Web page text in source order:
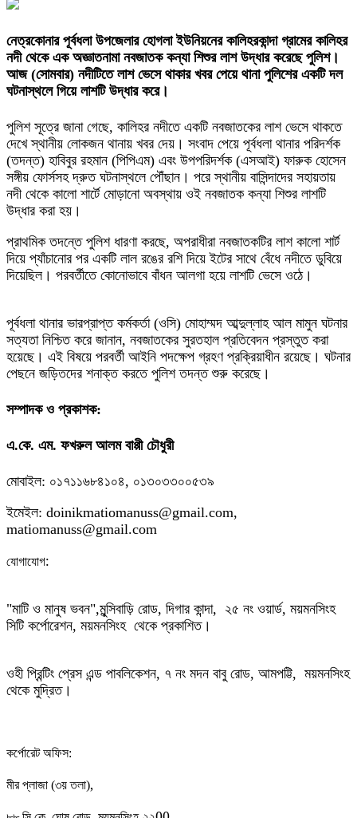
নেত্রকোনার পূর্বধলা উপজেলার হোগলা ইউনিয়নের কালিহরকান্দা গ্রামের কালিহর
নদী থেকে এক অজ্ঞাতনামা নবজাতক কন্যা শিশুর লাশ উদ্ধার করেছে পুলিশ।
আজ (সোমবার) নদীটিতে লাশ ভেসে থাকার খবর পেয়ে থানা পুলিশের একটি দল
ঘটনাস্থলে গিয়ে লাশটি উদ্ধার করে।
​পুলিশ সূত্রে জানা গেছে, কালিহর নদীতে একটি নবজাতকের লাশ ভেসে থাকতে
দেখে স্থানীয় লোকজন থানায় খবর দেয়। সংবাদ পেয়ে পূর্বধলা থানার পরিদর্শক
(তদন্ত) হাবিবুর রহমান (পিপিএম) এবং উপপরিদর্শক (এসআই) ফারুক হোসেন
সঙ্গীয় ফোর্সসহ দ্রুত ঘটনাস্থলে পৌঁছান। পরে স্থানীয় বাসিন্দাদের সহায়তায়
নদী থেকে কালো শার্টে মোড়ানো অবস্থায় ওই নবজাতক কন্যা শিশুর লাশটি
উদ্ধার করা হয়।
​প্রাথমিক তদন্তে পুলিশ ধারণা করছে, অপরাধীরা নবজাতকটির লাশ কালো শার্ট
দিয়ে প্যাঁচানোর পর একটি লাল রঙের রশি দিয়ে ইটের সাথে বেঁধে নদীতে ডুবিয়ে
দিয়েছিল। পরবর্তীতে কোনোভাবে বাঁধন আলগা হয়ে লাশটি ভেসে ওঠে।
পূর্বধলা থানার ভারপ্রাপ্ত কর্মকর্তা (ওসি) মোহাম্মদ আব্দুল্লাহ আল মামুন ঘটনার
সত্যতা নিশ্চিত করে জানান, নবজাতকের সুরতহাল প্রতিবেদন প্রস্তুত করা
হয়েছে। এই বিষয়ে পরবর্তী আইনি পদক্ষেপ গ্রহণ প্রক্রিয়াধীন রয়েছে। ঘটনার
পেছনে জড়িতদের শনাক্ত করতে পুলিশ তদন্ত শুরু করেছে।
সম্পাদক ও প্রকাশক:
এ.কে. এম. ফখরুল আলম বাপ্পী চৌধুরী
মোবাইল: ০১৭১১৬৮৪১০৪, ০১৩০৩৩০০৫৩৯
ইমেইল: doinikmatiomanuss@gmail.com,
matiomanuss@gmail.com
যোগাযোগ:
"মাটি ও মানুষ ভবন",মুন্সিবাড়ি রোড, দিগার কান্দা, ২৫ নং ওয়ার্ড, ময়মনসিংহ
সিটি কর্পোরেশন, ময়মনসিংহ থেকে প্রকাশিত।
ওহী প্রিন্টিং প্রেস এন্ড পাবলিকেশন, ৭ নং মদন বাবু রোড, আমপট্টি, ময়মনসিংহ
থেকে মুদ্রিত।
কর্পোরেট অফিস:
মীর প্লাজা (৩য় তলা),